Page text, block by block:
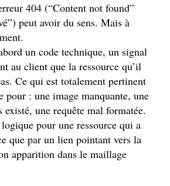
404 (“Content not found”
peut avoir du sens. Mais à
un code technique, un signal
au client que la ressource qu’il
Ce qui est totalement pertinent
pour : une image manquante, une
existé, une requête mal formatée.
pour une ressource qui a
que par un lien pointant vers la
apparition dans le maillage